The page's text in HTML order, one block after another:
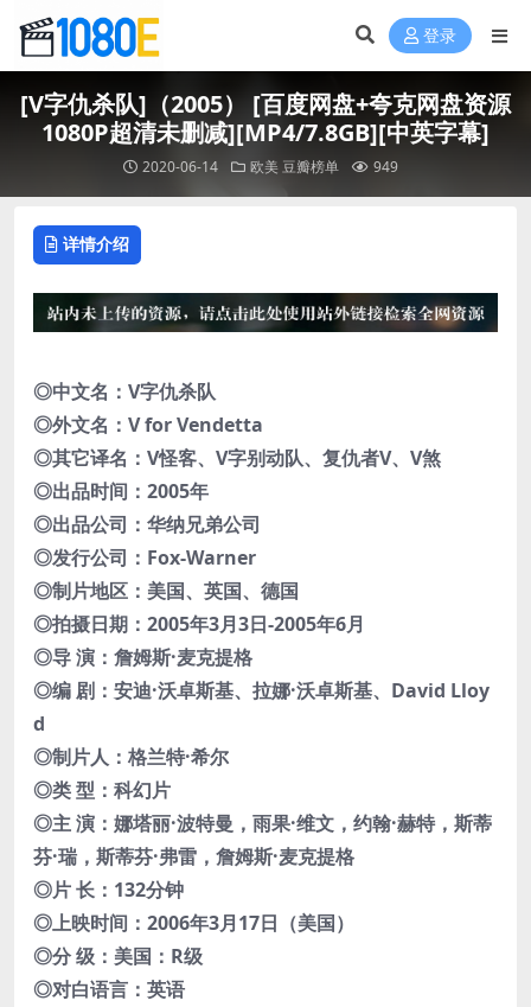
登录
[V字仇杀队]（2005） [百度网盘+夸克网盘资源
1080P超清未删减][MP4/7.8GB][中英字幕]
2020-06-14 欧美豆瓣榜单 949
详情介绍
◎中文名：V字仇杀队
◎外文名：V for Vendetta
◎其它译名：V怪客、V字别动队、复仇者V、V煞
◎出品时间：2005年
◎出品公司：华纳兄弟公司
◎发行公司：Fox-Warner
◎制片地区：美国、英国、德国
◎拍摄日期：2005年3月3日-2005年6月
◎导 演：詹姆斯·麦克提格
◎编 剧：安迪·沃卓斯基、拉娜·沃卓斯基、David Lloy
d
◎制片人：格兰特·希尔
◎类 型：科幻片
◎主 演：娜塔丽·波特曼，雨果·维文，约翰·赫特，斯蒂
芬·瑞，斯蒂芬·弗雷，詹姆斯·麦克提格
◎片 长：132分钟
◎上映时间：2006年3月17日（美国）
◎分 级：美国：R级
◎对白语言：英语